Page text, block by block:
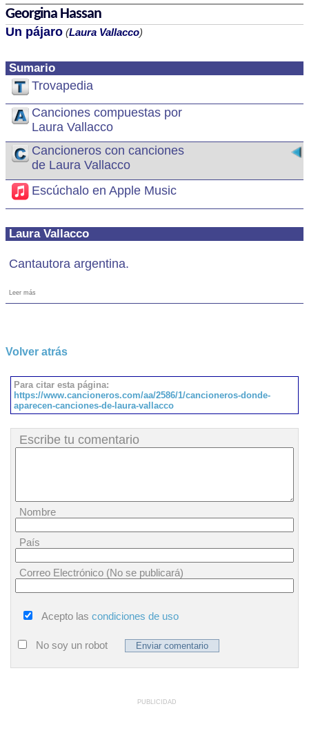
Sumario
Trovapedia
Canciones compuestas por
Laura Vallacco
Cancioneros con canciones
de Laura Vallacco
Escúchalo en Apple Music
Laura Vallacco
Cantautora argentina.
Leer más
Georgina Hassan
Un pájaro (Laura Vallacco)
Volver atrás
Para citar esta página:
https://www.cancioneros.com/aa/2586/1/cancioneros-donde-
aparecen-canciones-de-laura-vallacco
Escribe tu comentario
Nombre
País
Correo Electrónico (No se publicará)
Acepto las condiciones de uso
No soy un robot
PUBLICIDAD